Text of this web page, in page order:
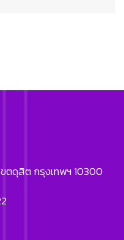
ตดุสิต กรุงเทพฯ 10300